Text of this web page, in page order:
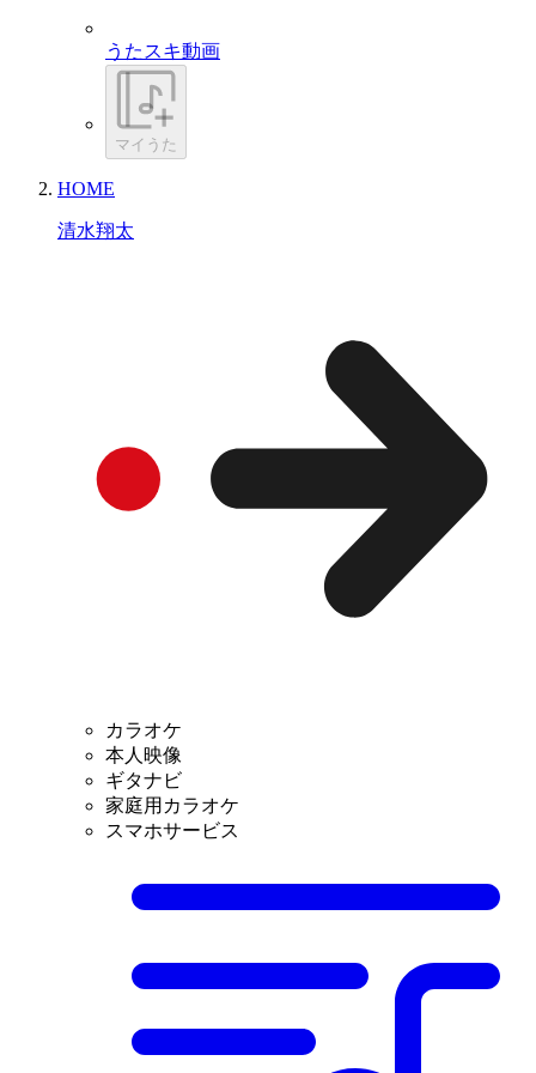
うたスキ動画
マイうた
HOME
清水翔太
カラオケ
本人映像
ギタナビ
家庭用カラオケ
スマホサービス